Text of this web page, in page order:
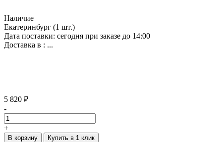
Наличие
Екатеринбург (1 шт.)
Дата поставки: сегодня при заказе до 14:00
Доставка в : ...
5 820 ₽
-
+
В корзину Купить в 1 клик